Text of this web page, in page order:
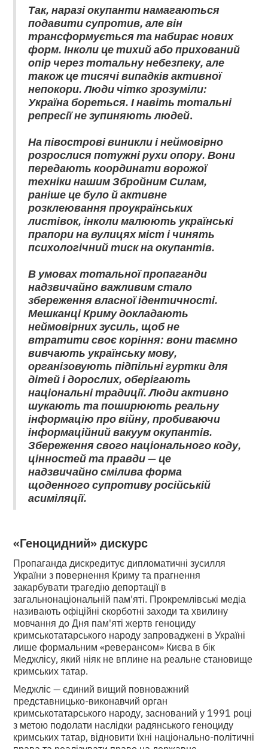
Так, наразі окупанти намагаються
подавити супротив, але він
трансформується та набирає нових
форм. Інколи це тихий або прихований
опір через тотальну небезпеку, але
також це тисячі випадків активної
непокори. Люди чітко зрозуміли:
Україна бореться. І навіть тотальні
репресії не зупиняють людей.
На півострові виникли і неймовірно
розрослися потужні рухи опору. Вони
передають координати ворожої
техніки нашим Збройним Силам,
раніше це було й активне
розклеювання проукраїнських
листівок, інколи малюють українські
прапори на вулицях міст і чинять
психологічний тиск на окупантів.
В умовах тотальної пропаганди
надзвичайно важливим стало
збереження власної ідентичності.
Мешканці Криму докладають
неймовірних зусиль, щоб не
втратити своє коріння: вони таємно
вивчають українську мову,
організовують підпільні гуртки для
дітей і дорослих, оберігають
національні традиції. Люди активно
шукають та поширюють реальну
інформацію про війну, пробиваючи
інформаційний вакуум окупантів.
Збереження свого національного коду,
цінностей та правди — це
надзвичайно смілива форма
щоденного супротиву російській
асиміляції.
«Геноцидний» дискурс
Пропаганда дискредитує дипломатичні зусилля
України з повернення Криму та прагнення
закарбувати трагедію депортації в
загальнонаціональній пам'яті. Прокремлівські медіа
називають офіційні скорботні заходи та хвилину
мовчання до Дня пам'яті жертв геноциду
кримськотатарського народу запроваджені в Україні
лише формальним «реверансом» Києва в бік
Меджлісу, який ніяк не вплине на реальне становище
кримських татар.
Меджліс — єдиний вищий повноважний
представницько-виконавчий орган
кримськотатарського народу, заснований у 1991 році
з метою подолати наслідки радянського геноциду
кримських татар, відновити їхні національно-політичні